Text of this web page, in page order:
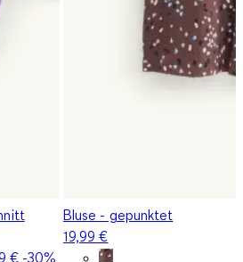
€-30%
Bluse - gepunktet
19,99 €